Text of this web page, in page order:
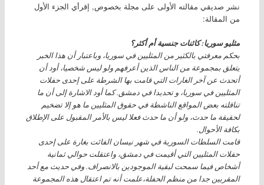
نشر صديقي مقالته الأولى على مجلة بخصوص, إقرأي الجزء الأول
من المقالة:
مثليو سوريا: كائنات جنسية أم أكثر؟
بحكم معرفتي بالكثير من المثليين في سوريا، وباعتبار أن هذا الخبر
يتعلق بمجموعة من الناس الذين أعرفهم ولو ليس شخصيا، أود أن
أتحدث عن آخر الغارات التي قامت بها الشرطة على إحدى حفلات
المثليين في سوريا، و تحديدا في دمشق. كما أود الاشارة إلى أن ما
تناقلته بعض المواقع الناشطة في حقوق المثليين ما هو إلا تضخيم
لحقيقة ما حدث، ولو أن ما حدث فعلا ليس بالأمر المقبول على الإطلاق
بكافة الأحوال.
قامت السلطات السورية في شهر نيسان الفائت بغارة على إحدى
حفلات المثليين التي أقيمت في دمشق، واعتقلت حوالي ثمانية
أشخاص فيما سمحت لبقية الموجودين بالانصراف. وفي حديث مع أحد
المقربين جدا من منظم الحفلة،علمت أنه تم اعتقال هذه المجموعة